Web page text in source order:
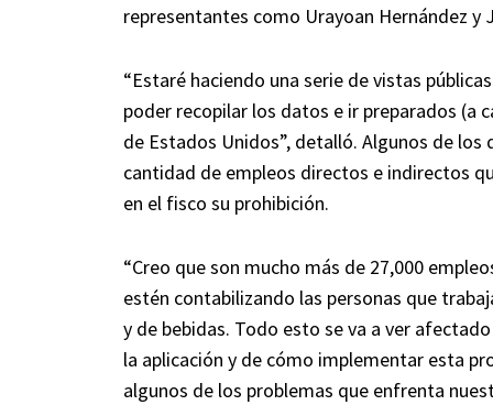
representantes como Urayoan Hernández y
“Estaré haciendo una serie de vistas
poder recopilar los datos e ir preparados (a
de Estados Unidos”, detalló. Algunos de
cantidad de empleos directos e indirectos
en el fisco su prohibición.
“Creo que son mucho más de 27,000
estén contabilizando las personas que
y de bebidas. Todo esto se va a ver
la aplicación y de cómo implementar esta
algunos de los problemas que enfrenta